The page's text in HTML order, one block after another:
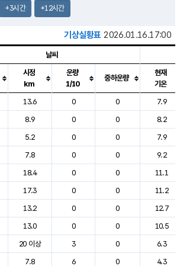
+3시간 +12시간
기상실황표 2026.01.16.17:00
점, 날씨, 기온, 강수, 바람, 기압등을 안내한 표입
날씨
시정
km
운량
1/10
중하운량
현재
기온
13.6 0 0
7.9
8.9 0 0
8.2
5.2 0 0
7.9
7.8 0 0
9.2
18.4 0 0
11.1
17.3 0 0
11.2
13.2 0 0
12.7
13.0 0 0
10.5
20 이상 3 0
6.3
7.8 6 0
4.3